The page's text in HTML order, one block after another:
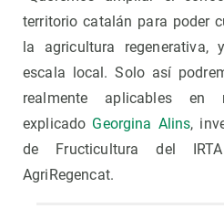
territorio catalán para poder
la agricultura
escala local. Solo así
realmente aplicables en
explicado Georgina Alins,
de Fructicultura del
AgriRegencat.